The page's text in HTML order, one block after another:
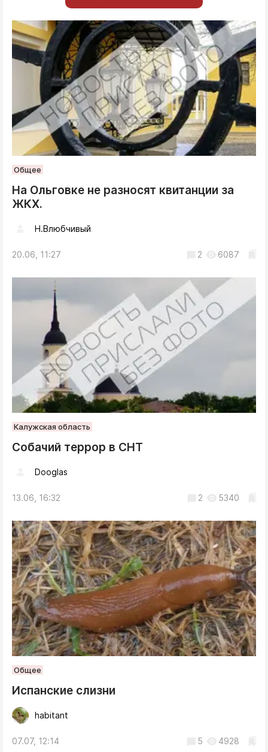
Общее
На Ольговке не разносят квитанции за
ЖКХ.
Н.Влюбчивый
20.06, 11:27 2 6087
Калужская область
Собачий террор в СНТ
Dooglas
13.06, 16:32 2 5340
Общее
Испанские слизни
habitant
07.07, 12:14 5 4928